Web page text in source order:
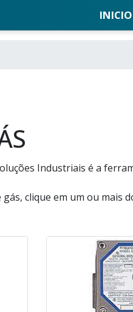
INICIO
Industriais é a
clique em um ou mais